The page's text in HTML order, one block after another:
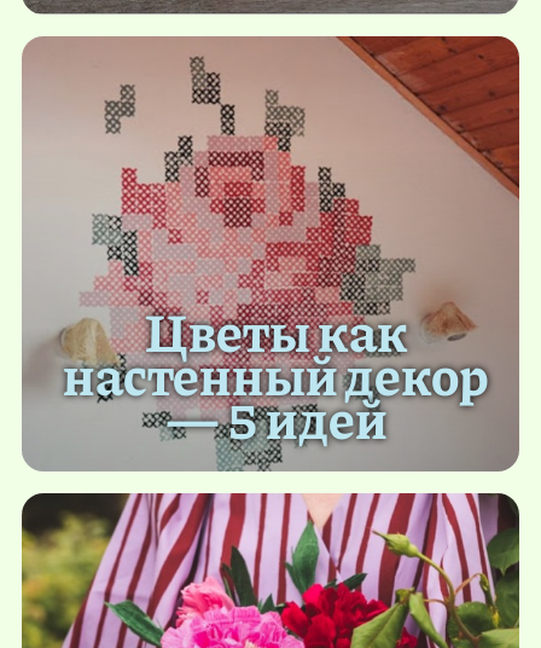
Цветы как
настенный декор
— 5 идей